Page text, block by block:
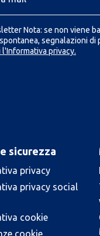
Nota: se non viene
segnalazioni
l'Informativa privacy.
sicurezza
privacy
privacy social
cookie
cookie